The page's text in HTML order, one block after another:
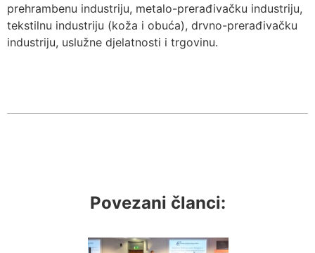
prehrambenu industriju, metalo-prerađivačku industriju,
tekstilnu industriju (koža i obuća), drvno-prerađivačku
industriju, uslužne djelatnosti i trgovinu.
Povezani članci: